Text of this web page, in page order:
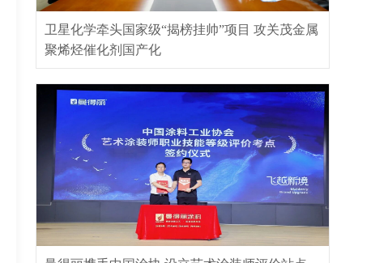
卫星化学牵头国家级“揭榜挂帅”项目 攻关茂金属
聚烯烃催化剂国产化